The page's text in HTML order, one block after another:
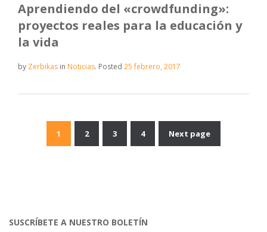
Aprendiendo del «crowdfunding»:
proyectos reales para la educación y
la vida
by Zerbikas in Noticias. Posted 25 febrero, 2017
Navegación
1 2 3 4 Next page
SUSCRÍBETE A NUESTRO BOLETÍN